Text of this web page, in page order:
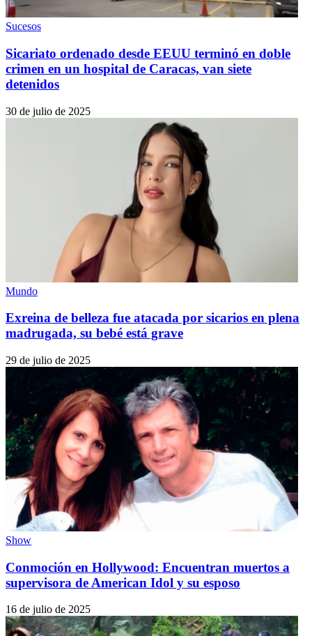
Sucesos
Sicariato ordenado desde EEUU terminó en doble
crimen en un hospital de Caracas, van siete
detenidos
30 de julio de 2025
Mundo
Exreina de belleza fue atacada por sicarios en plena
madrugada, su bebé está grave
29 de julio de 2025
Show
Conmoción en Hollywood: Encuentran muertos a
supervisora de American Idol y su esposo
16 de julio de 2025